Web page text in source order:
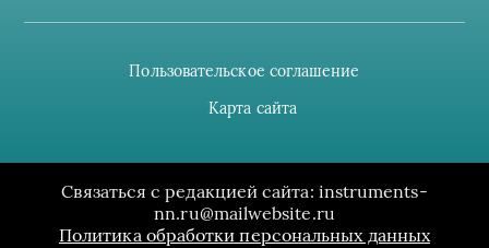
Пользовательское соглашение
Карта сайта
Связаться с редакцией сайта: instruments-
nn.ru@mailwebsite.ru
Политика обработки персональных данных